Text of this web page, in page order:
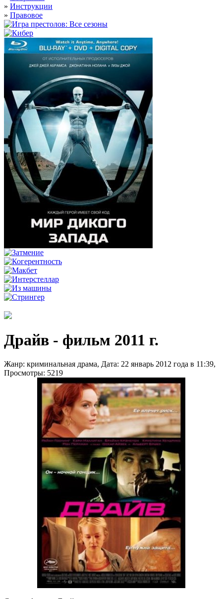
» Инструкции
» Правовое
Драйв - фильм 2011 г.
Жанр: криминальная драма, Дата: 22 январь 2012 года в 11:39,
Просмотры: 5219